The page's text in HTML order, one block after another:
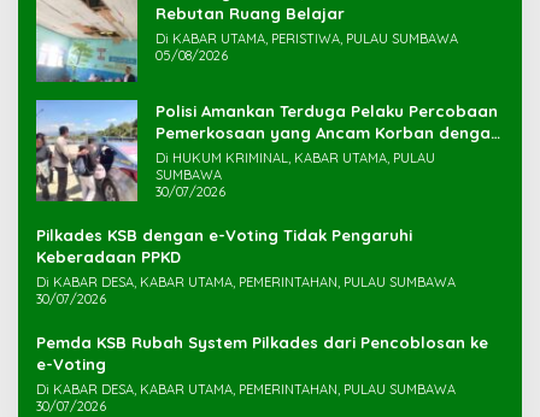
Rebutan Ruang Belajar
Di KABAR UTAMA, PERISTIWA, PULAU SUMBAWA
05/08/2026
Polisi Amankan Terduga Pelaku Percobaan
Pemerkosaan yang Ancam Korban dengan
Parang
Di HUKUM KRIMINAL, KABAR UTAMA, PULAU
SUMBAWA
30/07/2026
Pilkades KSB dengan e-Voting Tidak Pengaruhi
Keberadaan PPKD
Di KABAR DESA, KABAR UTAMA, PEMERINTAHAN, PULAU SUMBAWA
30/07/2026
Pemda KSB Rubah System Pilkades dari Pencoblosan ke
e-Voting
Di KABAR DESA, KABAR UTAMA, PEMERINTAHAN, PULAU SUMBAWA
30/07/2026